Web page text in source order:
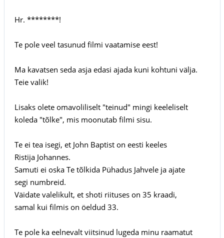
Hr. ********!
Te pole veel tasunud filmi vaatamise eest!
Ma kavatsen seda asja edasi ajada kuni kohtuni välja.
Teie valik!
Lisaks olete omavoliliselt "teinud" mingi keeleliselt
koleda "tõlke", mis moonutab filmi sisu.
Te ei tea isegi, et John Baptist on eesti keeles
Ristija Johannes.
Samuti ei oska Te tõlkida Pühadus Jahvele ja ajate
segi numbreid.
Väidate valelikult, et shoti riituses on 35 kraadi,
samal kui filmis on öeldud 33.
Te pole ka eelnevalt viitsinud lugeda minu raamatut